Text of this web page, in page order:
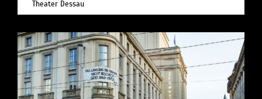
Theater Dessau